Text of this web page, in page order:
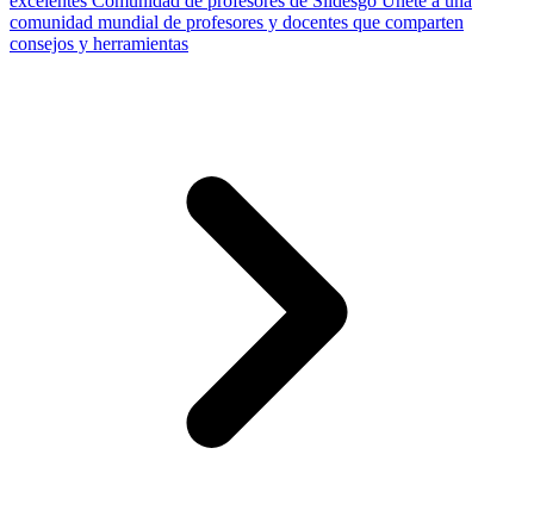
comunidad mundial de profesores y docentes que comparten
consejos y herramientas